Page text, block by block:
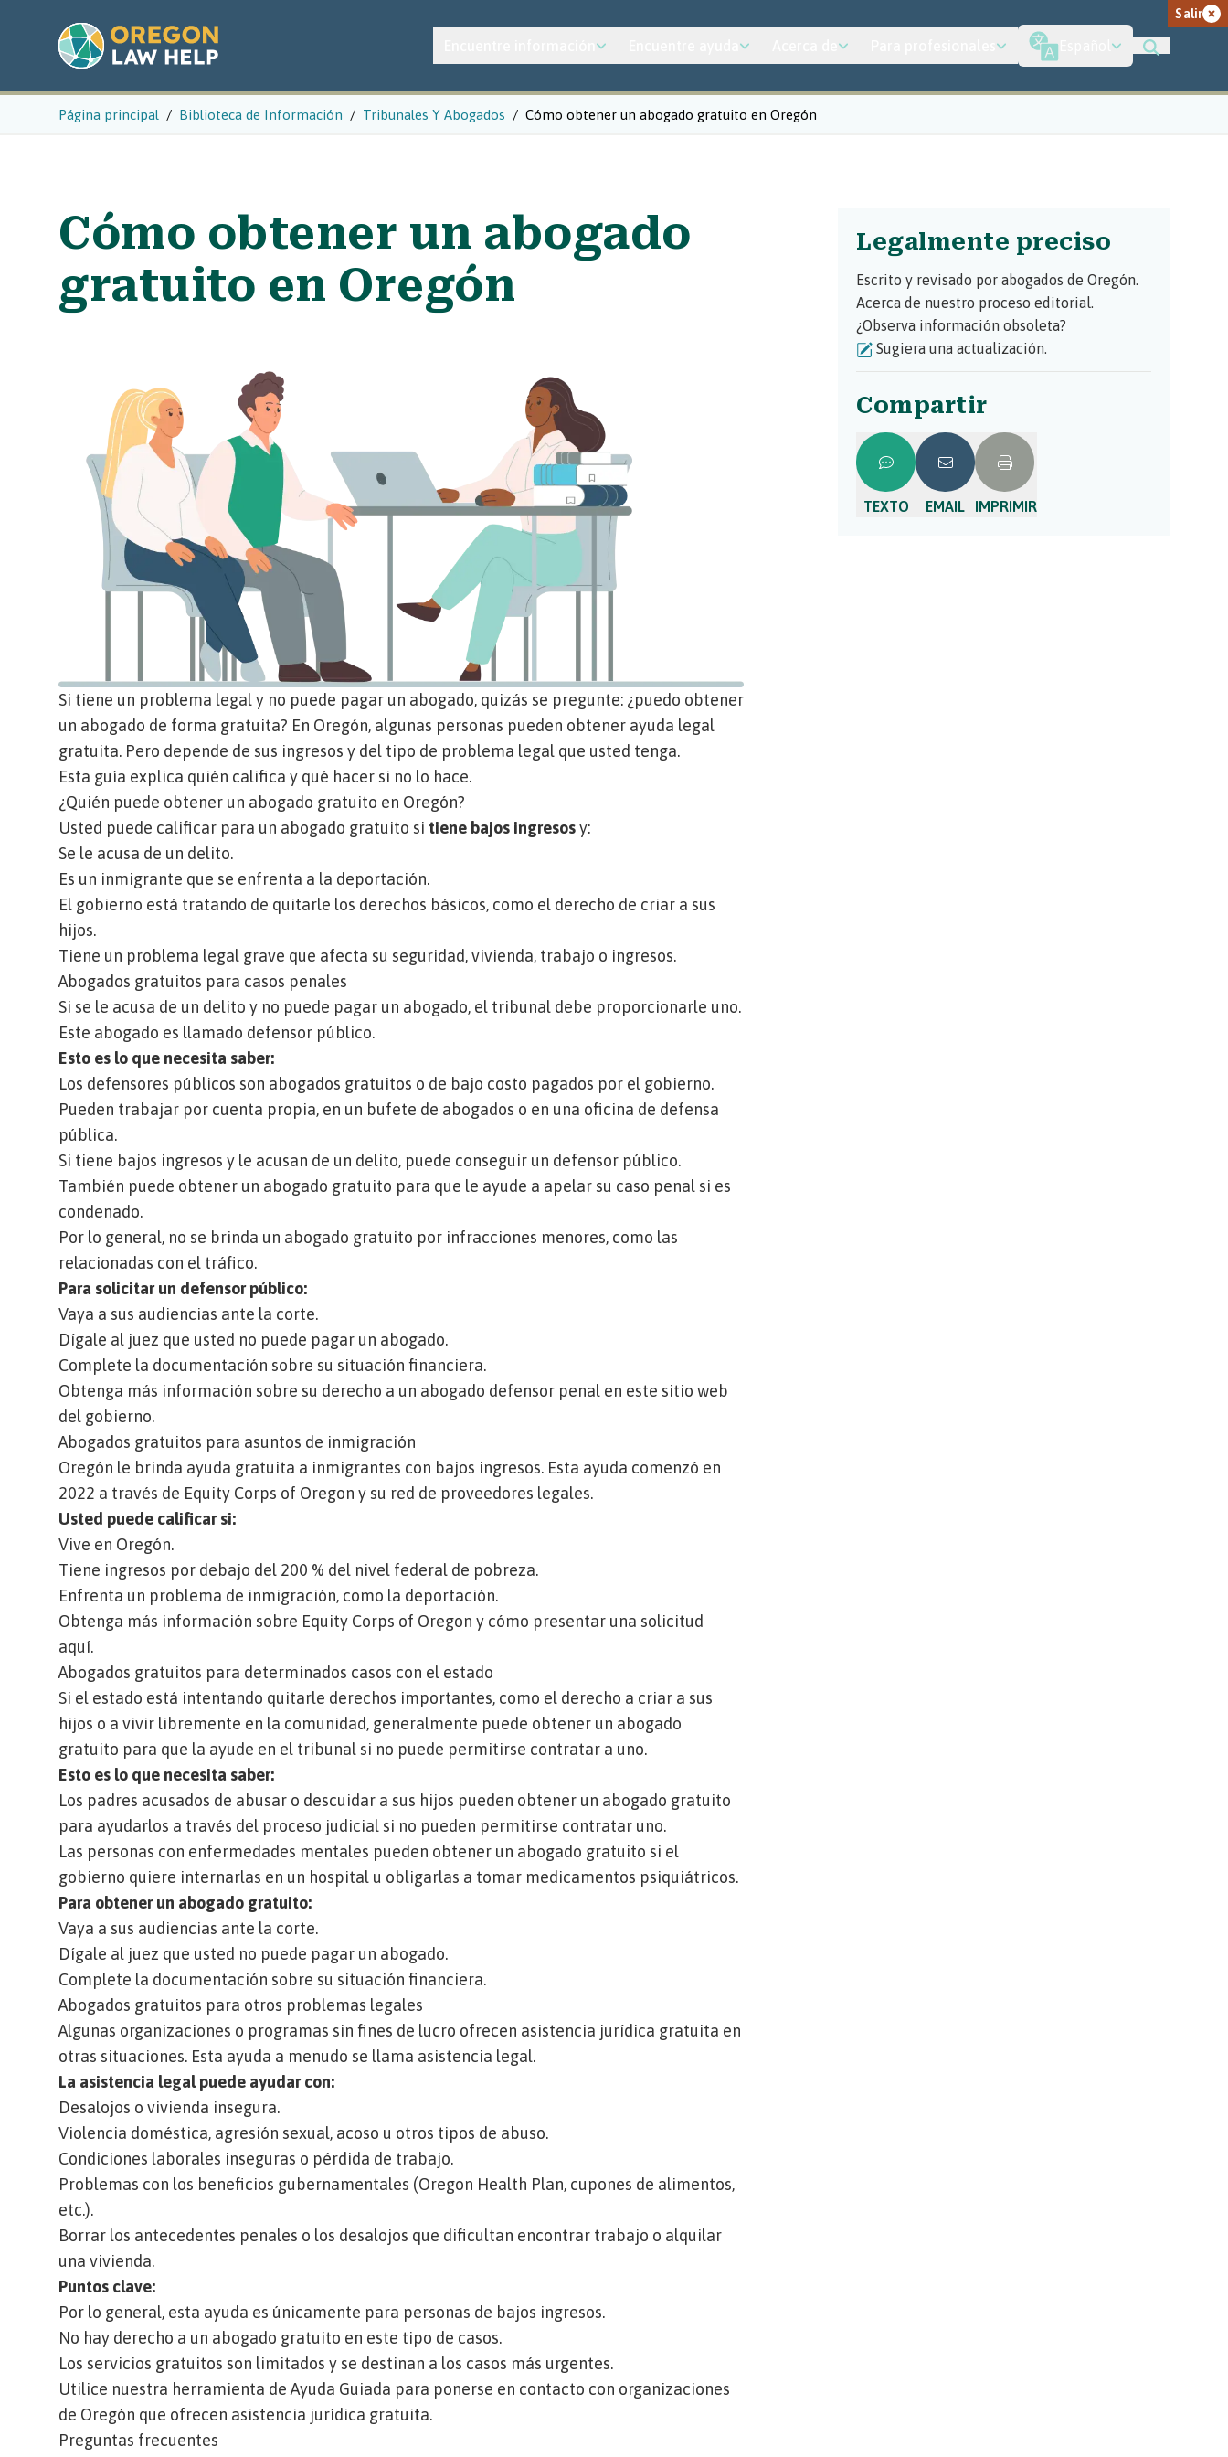
Salir
Página principal Biblioteca de Información Tribunales Y Abogados Cómo obtener un abogado gratuito en Oregón
Cómo obtener un abogado
gratuito en Oregón
Si tiene un problema legal y no puede pagar un abogado, quizás se pregunte: ¿puedo obtener
un abogado de forma gratuita? En Oregón, algunas personas pueden obtener ayuda legal
gratuita. Pero depende de sus ingresos y del tipo de problema legal que usted tenga.
Esta guía explica quién califica y qué hacer si no lo hace.
¿Quién puede obtener un abogado gratuito en Oregón?
Usted puede calificar para un abogado gratuito si tiene bajos ingresosy:
Se le acusa de un delito.
Es un inmigrante que se enfrenta a la deportación.
El gobierno está tratando de quitarle los derechos básicos, como el derecho de criar a sus
hijos.
Tiene un problema legal grave que afecta su seguridad, vivienda, trabajo o ingresos.
Abogados gratuitos para casos penales
Si se le acusa de un delito y no puede pagar un abogado, el tribunal debe proporcionarle uno.
Este abogado es llamado defensor público.
Esto es lo que necesita saber:
Los defensores públicos son abogados gratuitos o de bajo costo pagados por el gobierno.
Pueden trabajar por cuenta propia, en un bufete de abogados o en una oficina de defensa
pública.
Si tiene bajos ingresos y le acusan de un delito, puede conseguir un defensor público.
También puede obtener un abogado gratuito para que le ayude a apelar su caso penal si es
condenado.
Por lo general, no se brinda un abogado gratuito por infracciones menores, como las
relacionadas con el tráfico.
Para solicitar un defensor público:
Vaya a sus audiencias ante la corte.
Dígale al juez que usted no puede pagar un abogado.
Complete la documentación sobre su situación financiera.
Obtenga más información sobre su derecho a un abogado defensor penal en este sitio web
del gobierno.
Abogados gratuitos para asuntos de inmigración
Oregón le brinda ayuda gratuita a inmigrantes con bajos ingresos. Esta ayuda comenzó en
2022 a través de Equity Corps of Oregon y su red de proveedores legales.
Usted puede calificar si:
Vive en Oregón.
Tiene ingresos por debajo del 200 % del nivel federal de pobreza.
Enfrenta un problema de inmigración, como la deportación.
Obtenga más información sobre Equity Corps of Oregon y cómo presentar una solicitud
aquí.
Abogados gratuitos para determinados casos con el estado
Si el estado está intentando quitarle derechos importantes, como el derecho a criar a sus
hijos o a vivir libremente en la comunidad, generalmente puede obtener un abogado
gratuito para que la ayude en el tribunal si no puede permitirse contratar a uno.
Esto es lo que necesita saber:
Los padres acusados de abusar o descuidar a sus hijos pueden obtener un abogado gratuito
para ayudarlos a través del proceso judicial si no pueden permitirse contratar uno.
Las personas con enfermedades mentales pueden obtener un abogado gratuito si el
gobierno quiere internarlas en un hospital u obligarlas a tomar medicamentos psiquiátricos.
Para obtener un abogado gratuito:
Vaya a sus audiencias ante la corte.
Dígale al juez que usted no puede pagar un abogado.
Complete la documentación sobre su situación financiera.
Abogados gratuitos para otros problemas legales
Algunas organizaciones o programas sin fines de lucro ofrecen asistencia jurídica gratuita en
otras situaciones. Esta ayuda a menudo se llama asistencia legal.
La asistencia legal puede ayudar con:
Desalojos o vivienda insegura.
Violencia doméstica, agresión sexual, acoso u otros tipos de abuso.
Condiciones laborales inseguras o pérdida de trabajo.
Problemas con los beneficios gubernamentales (Oregon Health Plan, cupones de alimentos,
etc.).
Borrar los antecedentes penales o los desalojos que dificultan encontrar trabajo o alquilar
una vivienda.
Puntos clave:
Por lo general, esta ayuda es únicamente para personas de bajos ingresos.
No hay derecho a un abogado gratuito en este tipo de casos.
Los servicios gratuitos son limitados y se destinan a los casos más urgentes.
Utilice nuestra herramienta de Ayuda Guiada para ponerse en contacto con organizaciones
de Oregón que ofrecen asistencia jurídica gratuita.
Preguntas frecuentes
Legalmente preciso
Escrito y revisado por abogados de Oregón.
Acerca de nuestro proceso editorial.
¿Observa información obsoleta?
Sugiera una actualización.
Compartir
TEXTO EMAIL IMPRIMIR